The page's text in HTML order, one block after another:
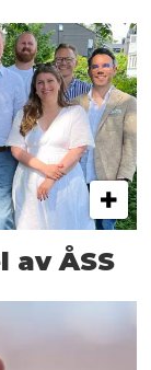
av ÅSS